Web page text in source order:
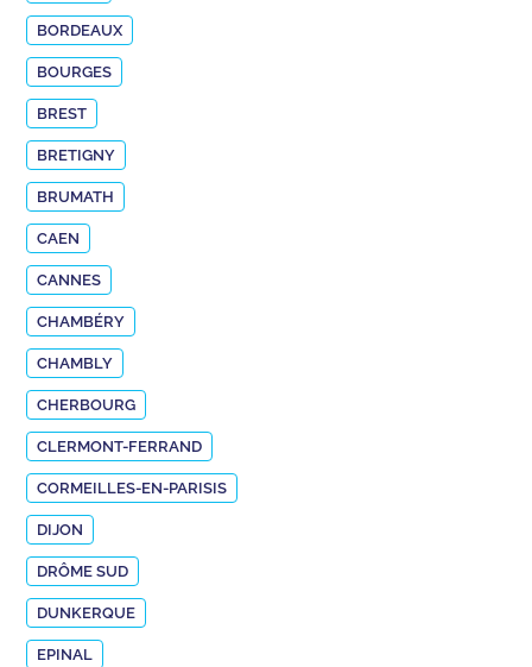
BORDEAUX
BOURGES
BREST
BRETIGNY
BRUMATH
CAEN
CANNES
CHAMBÉRY
CHAMBLY
CHERBOURG
CLERMONT-FERRAND
CORMEILLES-EN-PARISIS
DIJON
DRÔME SUD
DUNKERQUE
EPINAL